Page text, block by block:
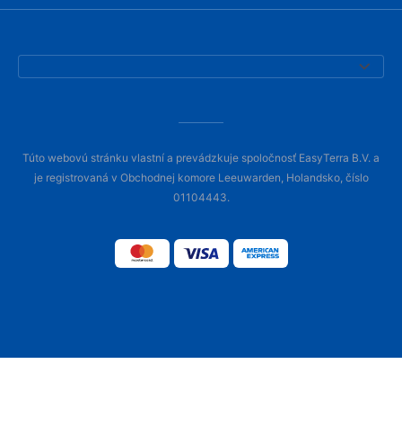
Túto webovú stránku vlastní a prevádzkuje spoločnosť EasyTerra B.V. a
je registrovaná v Obchodnej komore Leeuwarden, Holandsko, číslo
01104443.